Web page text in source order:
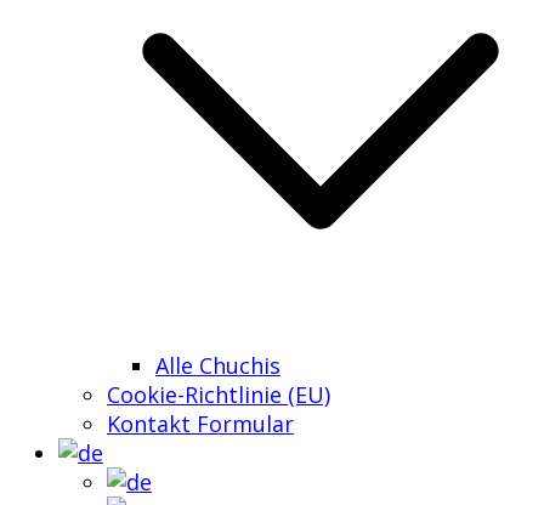
Alle Chuchis
Cookie-Richtlinie (EU)
Kontakt Formular